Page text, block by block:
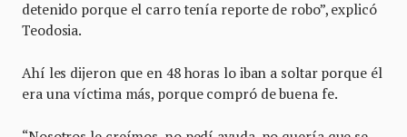
detenido porque el carro tenía reporte de robo”, explicó
Teodosia.
Ahí les dijeron que en 48 horas lo iban a soltar porque él
era una víctima más, porque compró de buena fe.